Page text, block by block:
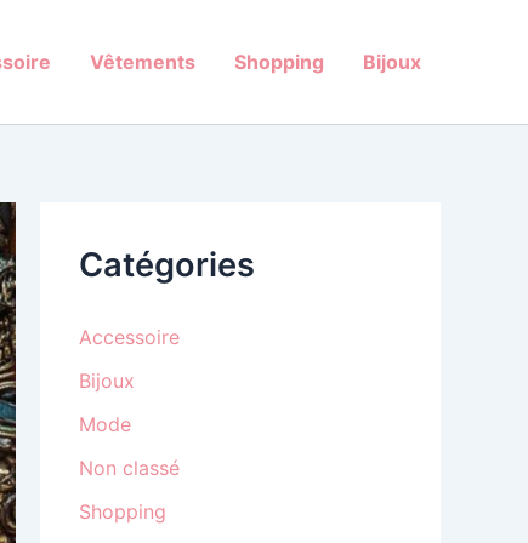
Vêtements Shopping Bijoux
Catégories
Accessoire
Bijoux
Mode
Non classé
Shopping